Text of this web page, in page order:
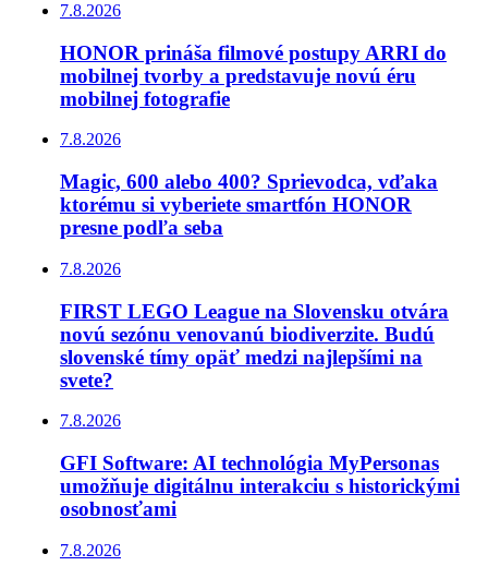
7.8.2026
HONOR prináša filmové postupy ARRI do
mobilnej tvorby a predstavuje novú éru
mobilnej fotografie
7.8.2026
Magic, 600 alebo 400? Sprievodca, vďaka
ktorému si vyberiete smartfón HONOR
presne podľa seba
7.8.2026
FIRST LEGO League na Slovensku otvára
novú sezónu venovanú biodiverzite. Budú
slovenské tímy opäť medzi najlepšími na
svete?
7.8.2026
GFI Software: AI technológia MyPersonas
umožňuje digitálnu interakciu s historickými
osobnosťami
7.8.2026